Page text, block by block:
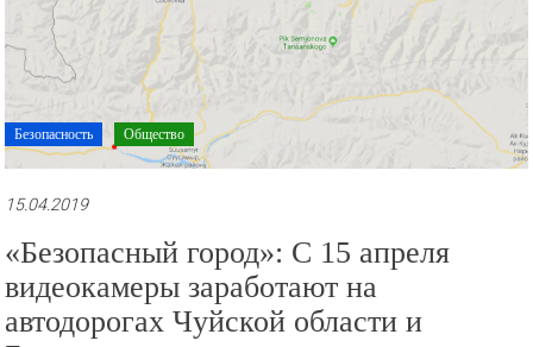
Безопасность Общество
15.04.2019
«Безопасный город»: С 15 апреля
видеокамеры заработают на
автодорогах Чуйской области и